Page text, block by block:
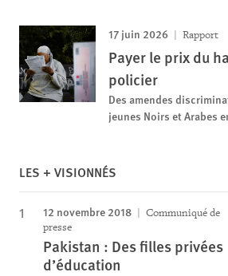
17 juin 2026 Rapport
Payer le prix du
policier
Des amendes
jeunes Noirs et Arabes
LES + VISIONNÉS
12 novembre 2018
Communiqué de
presse
Pakistan : Des filles privées
d’éducation